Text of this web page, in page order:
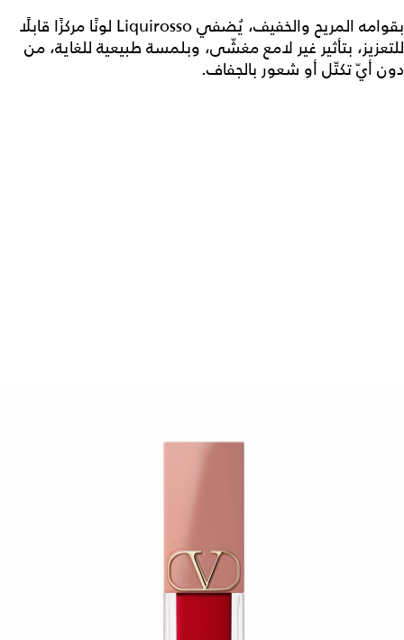
بقوامه المريح والخفيف، يُضفي Liquirosso لونًا مركزًا قابلًا
للتعزيز، بتأثير غير لامع مغشّى، وبلمسة طبيعية للغاية، من
دون أيّ تكتّل أو شعور بالجفاف.